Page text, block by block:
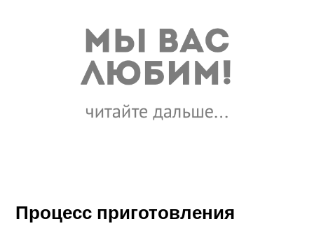
Процесс приготовления